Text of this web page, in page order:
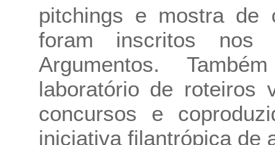
pitchings e mostra de
foram inscritos nos
Argumentos.
laboratório de roteiros
concursos e
iniciativa filantrópica de